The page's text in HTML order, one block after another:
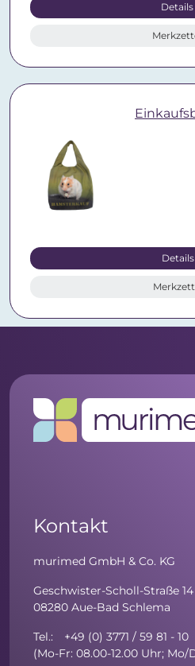
Details
Details
Kontakt
murimed GmbH & Co. KG
Geschwister-Scholl-Straße 14
08280 Aue-Bad Schlema
Tel.: +49 (0) 3771 / 59 81 - 10
(Mo-Fr: 08.00-12.00 Uhr; Mo/